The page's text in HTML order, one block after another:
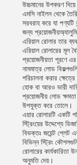
উচ্চমানের উপকরণ
এমসি নাইলন থেকে
সরবরাহ করে যা পণ্যটি
জন্য
এরিয়াল রোলার তার
এরিয়াল রোলারের মূল
প্রয়োজনীয়তা পূরণে
নামমাত্র লোড
পরিচালনা করার
হোক বা আরও ভারী
প্রয়োজনীয় লোড ক্ষমতা
উপযুক্ত করে তোলে।
এয়ার রোলারটি একটি
স্ট্রিংয়ের উদ্দেশ্যে
বিভক্তঃ জয়েন্ট প্লেট
বিভিন্ন স্ট্রিং
রোলারের কার্যকারিতা
অনুমতি দেয়।